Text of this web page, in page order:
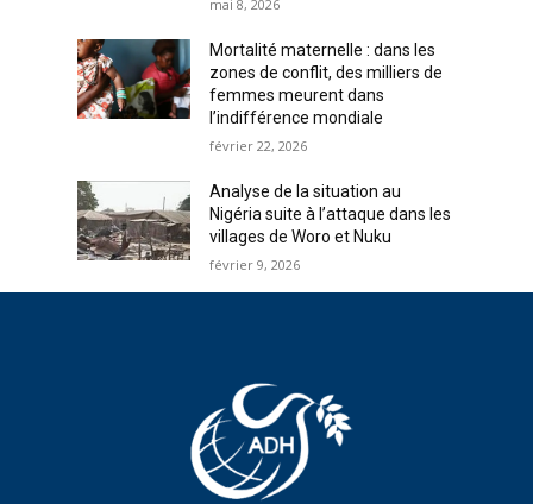
mai 8, 2026
Mortalité maternelle : dans les
zones de conflit, des milliers de
femmes meurent dans
l’indifférence mondiale
février 22, 2026
Analyse de la situation au
Nigéria suite à l’attaque dans les
villages de Woro et Nuku
février 9, 2026